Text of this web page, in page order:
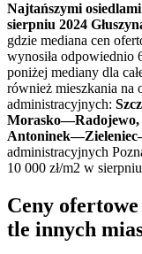
Najtańszymi
sierpniu 2024
gdzie mediana cen
wynosiła odpowiednio
poniżej mediany dla
również mieszkania na
administracyjnych:
administracyjnych
10 000 zł/m2 w
Ceny
tle innych